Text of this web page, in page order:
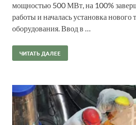
мощностью 500 МВт, на 100%
работы и началась установка нового
оборудования. Ввод в …
ЧИТАТЬ ДАЛЕЕ